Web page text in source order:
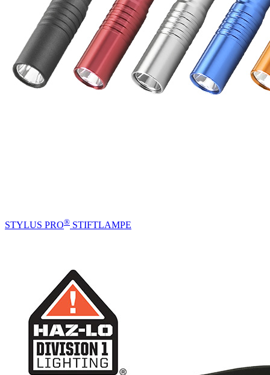
STYLUS PRO® STIFTLAMPE